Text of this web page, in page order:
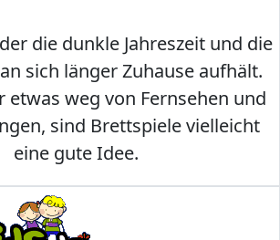
die dunkle Jahreszeit und die
sich länger Zuhause aufhält.
etwas weg von Fernsehen und
sind Brettspiele vielleicht
eine gute Idee.